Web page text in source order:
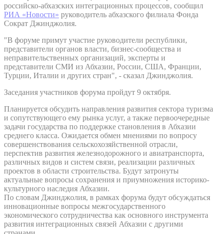
российско-абхазских интеграционных процессов, сообщил
РИА «Новости» руководитель абхазского филиала Фонда
Сократ Джинджолия.
"В форуме примут участие руководители республики,
представители органов власти, бизнес-сообщества и
неправительственных организаций, эксперты и
представители СМИ из Абхазии, России, США, Франции,
Турции, Италии и других стран", - сказал Джинджолия.
Заседания участников форума пройдут 9 октября.
Планируется обсудить направления развития сектора туризма
и сопутствующего ему рынка услуг, а также первоочередные
задачи государства по поддержке становления в Абхазии
среднего класса. Ожидается обмен мнениями по вопросу
совершенствования сельскохозяйственной отрасли,
перспектив развития железнодорожного и авиатранспорта,
различных видов и систем связи, реализации различных
проектов в области строительства. Будут затронуты
актуальные вопросы сохранения и приумножения историко-
культурного наследия Абхазии.
По словам Джинджолия, в рамках форума будут обсуждаться
инновационные вопросы межгосударственного
экономического сотрудничества как основного инструмента
развития интеграционных связей Абхазии с другими